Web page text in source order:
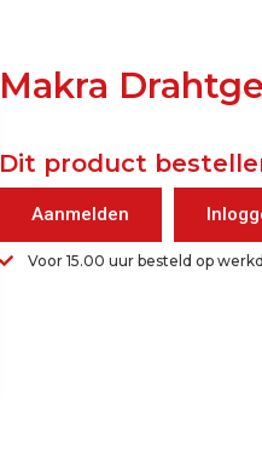
Makra
Dit product
Aanmelden
Voor 15.00 uur besteld op